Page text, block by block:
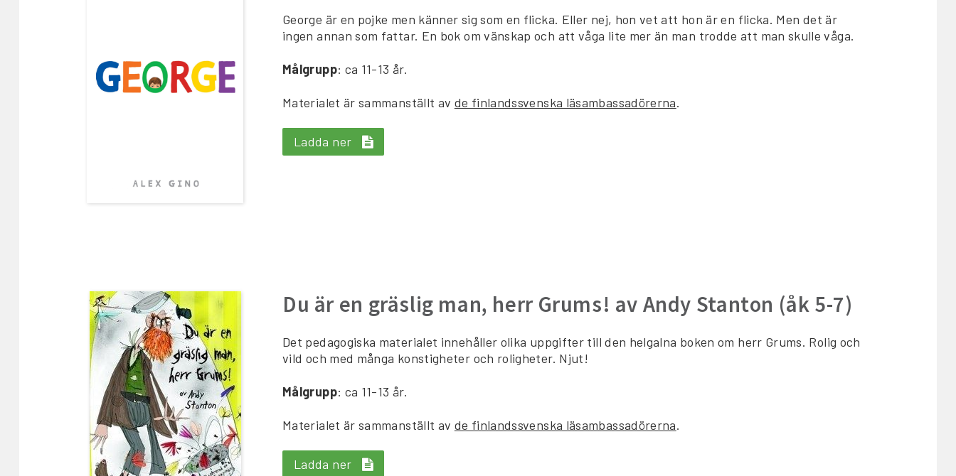
George är en pojke men känner sig som en flicka. Eller nej, hon vet att hon är en flicka. Men det är
ingen annan som fattar. En bok om vänskap och att våga lite mer än man trodde att man skulle våga.
Målgrupp: ca 11-13 år.
Materialet är sammanställt av de finlandssvenska läsambassadörerna.
Ladda ner
Du är en gräslig man, herr Grums! av Andy Stanton (åk 5-7)
Det pedagogiska materialet innehåller olika uppgifter till den helgalna boken om herr Grums. Rolig och
vild och med många konstigheter och roligheter. Njut!
Målgrupp: ca 11-13 år.
Materialet är sammanställt av de finlandssvenska läsambassadörerna.
Ladda ner